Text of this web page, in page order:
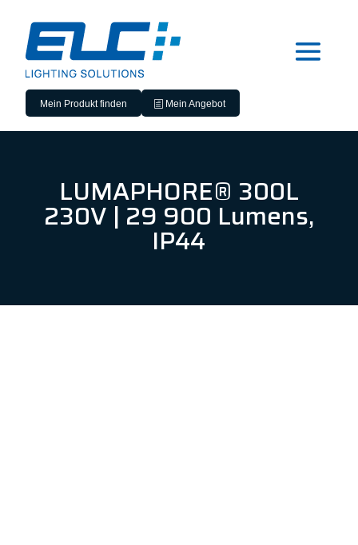
Mein Produkt finden Mein Angebot
LUMAPHORE® 300L
230V | 29 900 Lumens,
IP44